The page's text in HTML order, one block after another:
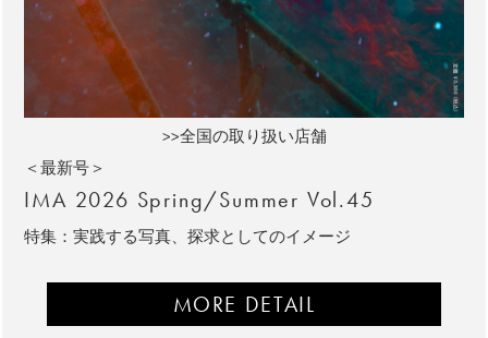
>>全国の取り扱い店舗
＜最新号＞
IMA 2026 Spring/Summer Vol.45
特集：実践する写真、探求としてのイメージ
MORE DETAIL